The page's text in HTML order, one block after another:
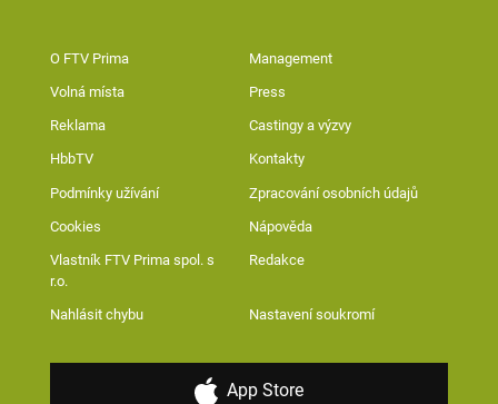
O FTV Prima Management
Volná místa Press
Reklama Castingy a výzvy
HbbTV Kontakty
Podmínky užívání Zpracování osobních údajů
Cookies Nápověda
Vlastník FTV Prima spol. s
r.o.
Redakce
Nahlásit chybu Nastavení soukromí
App Store